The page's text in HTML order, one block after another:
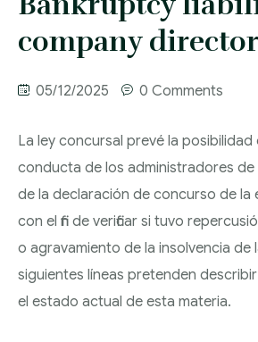
LAW
company
05/12/2025 0 Comments
La ley concursal prevé la posibilidad
conducta de los administradores
de la declaración de concurso de la
con el fin de verificar si tuvo
o agravamiento de la insolvencia de
siguientes líneas pretenden
el estado actual de esta materia.